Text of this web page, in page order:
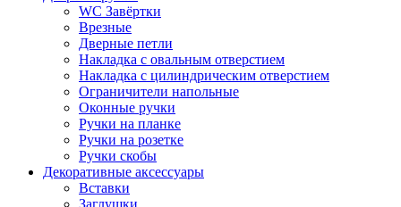
WC Завёртки
Врезные
Дверные петли
Накладка с овальным отверстием
Накладка с цилиндрическим отверстием
Ограничители напольные
Оконные ручки
Ручки на планке
Ручки на розетке
Ручки скобы
Декоративные аксессуары
Вставки
Заглушки